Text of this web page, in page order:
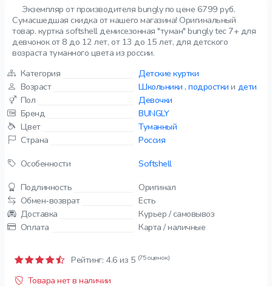
Экземпляр от производителя bungly по цене 6799 руб.
Сумасшедшая скидка от нашего магазина! Оригинальный
товар. куртка softshell демисезонная "туман" bungly tec 7+ для
девчонок от 8 до 12 лет, от 13 до 15 лет, для детского
возраста туманного цвета из россии.
Категория
Детские куртки
Возраст
Школьники ,подростки и дети
Пол
Девочки
Бренд
BUNGLY
Цвет
Туманный
Страна
Россия
Особенности
Softshell
Подлинность
Оригинал
Обмен-возврат
Есть
Доставка
Курьер / самовывоз
Оплата
Карта / наличные
Рейтинг: 4.6 из 5 (75 оценок)
Товара нет в наличии